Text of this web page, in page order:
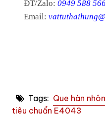
ĐT/Zalo: 0949 588
Email:
Tags: Que hàn
tiêu chuẩn E4043